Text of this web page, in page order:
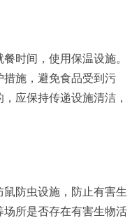
时间，使用保温设施。
施，避免食品受到污
应保持传递设施清洁，
防虫设施，防止有害生
所是否存在有害生物活